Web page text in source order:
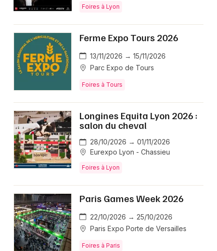
Foires à Lyon
Ferme Expo Tours 2026
13/11/2026 → 15/11/2026
Parc Expo de Tours
Foires à Tours
Longines Equita Lyon 2026 :
salon du cheval
28/10/2026 → 01/11/2026
Eurexpo Lyon - Chassieu
Foires à Lyon
Paris Games Week 2026
22/10/2026 → 25/10/2026
Paris Expo Porte de Versailles
Foires à Paris